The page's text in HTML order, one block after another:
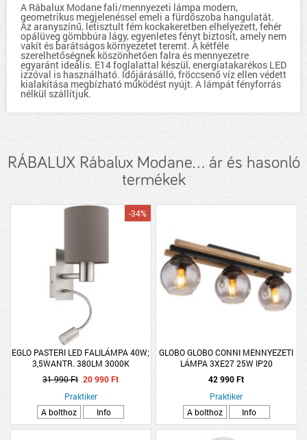
A Rábalux Modane fali/mennyezeti lámpa modern,
geometrikus megjelenéssel emeli a fürdőszoba hangulatát.
Az aranyszínű, letisztult fém kockakeretben elhelyezett, fehér
opálüveg gömbbúra lágy, egyenletes fényt biztosít, amely nem
vakít és barátságos környezetet teremt. A kétféle
szerelhetőségnek köszönhetően falra és mennyezetre
egyaránt ideális. E14 foglalattal készül, energiatakarékos LED
izzóval is használható. Időjárásálló, fröccsenő víz ellen védett
kialakítása megbízható működést nyújt. A lámpát fényforrás
nélkül szállítjuk.
RÁBALUX Rábalux Modane... ár és hasonló
termékek
EGLO PASTERI LED FALILÁMPA 40W;
3,5WANTR. 380LM 3000K
FÉNYFORRÁSSAL LED+
FÉNYFORRÁS NÉLKÜL
-34%
31 990 Ft 20 990 Ft
Praktiker
A bolthoz
Info
GLOBO GLOBO CONNI MENNYEZETI
LÁMPA 3XE27 25W IP20
60X15X20,5CM FA-FÜSTSZÍN
42 990 Ft
Praktiker
A bolthoz
Info